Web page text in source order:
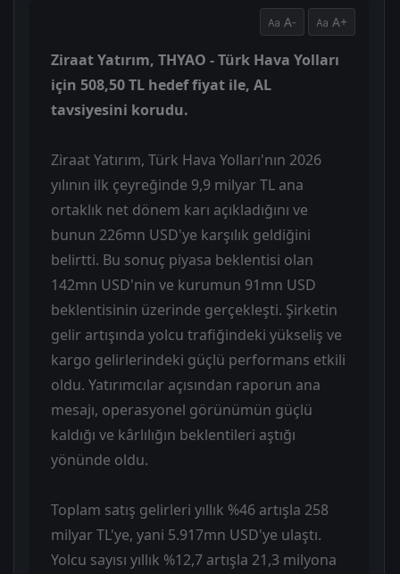
A- A+
Ziraat Yatırım, THYAO - Türk Hava Yolları
için 508,50 TL hedef fiyat ile, AL
tavsiyesini korudu.
Ziraat Yatırım, Türk Hava Yolları'nın 2026
yılının ilk çeyreğinde 9,9 milyar TL ana
ortaklık net dönem karı açıkladığını ve
bunun 226mn USD'ye karşılık geldiğini
belirtti. Bu sonuç piyasa beklentisi olan
142mn USD'nin ve kurumun 91mn USD
beklentisinin üzerinde gerçekleşti. Şirketin
gelir artışında yolcu trafiğindeki yükseliş ve
kargo gelirlerindeki güçlü performans etkili
oldu. Yatırımcılar açısından raporun ana
mesajı, operasyonel görünümün güçlü
kaldığı ve kârlılığın beklentileri aştığı
yönünde oldu.
Toplam satış gelirleri yıllık %46 artışla 258
milyar TL'ye, yani 5.917mn USD'ye ulaştı.
Yolcu sayısı yıllık %12,7 artışla 21,3 milyona